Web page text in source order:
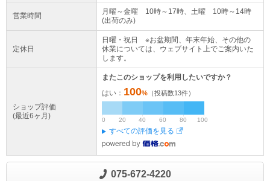
営業時間
月曜～金曜 10時～17時、土曜 10時～14時
(出荷のみ)
定休日
日曜・祝日 ※お盆期間、年末年始、その他の
休業については、ウェブサイト上でご案内いた
します。
ショップ評価
(最近6ヶ月)
またこのショップを利用したいですか？
はい： 100% （投稿数13件）
0 20 40 60 80 100
すべての評価を見る
075-672-4220